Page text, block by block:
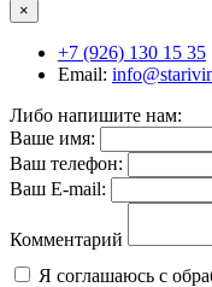
×
+7 (926) 130 15 35
Email:
Либо напишите нам:
Ваше имя:
Ваш телефон:
Ваш E-mail:
Комментарий
Я соглашаюсь с